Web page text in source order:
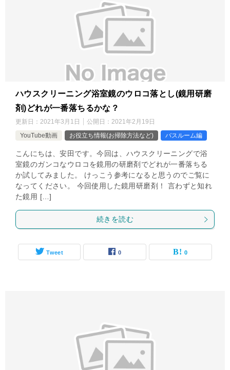
ハウスクリーニング浴室鏡のウロコ落とし(鏡用研磨
剤)どれが一番落ちるかな？
更新日： 2021年3月1日 公開日： 2021年2月19日
YouTube動画
お役立ち情報(お掃除方法など) バスルーム編
こんにちは、安田です。今回は、ハウスクリーニングで浴
室鏡のガンコなウロコを鏡用の研磨剤でどれが一番落ちる
か試してみました。 けっこう参考になると思うのでご覧に
なってください。 今回使用した鏡用研磨剤！ 言わずと知れ
た鏡用 […]
続きを読む
Tweet 0 0